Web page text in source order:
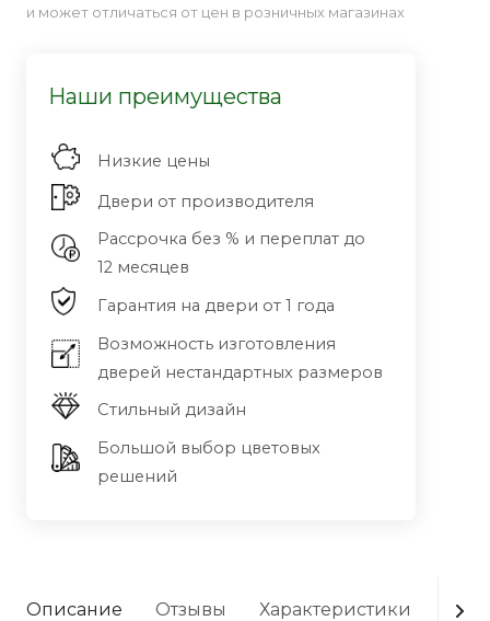
и может отличаться от цен в розничных магазинах
Наши преимущества
Низкие цены
Двери от производителя
Рассрочка без % и переплат до
12 месяцев
Гарантия на двери от 1 года
Возможность изготовления
дверей нестандартных размеров
Стильный дизайн
Большой выбор цветовых
решений
Описание Отзывы Характеристики